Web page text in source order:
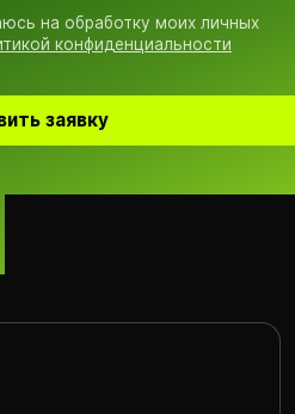
на обработку моих личных
конфиденциальности
заявку